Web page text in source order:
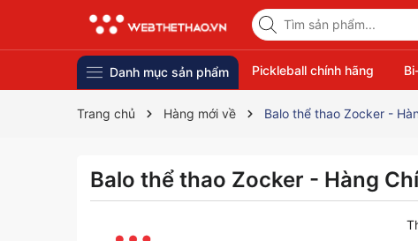
Danh mục sản phẩm Pickleball chính hãng
Trang chủ Hàng mới về Balo thể thao Zocker -
Balo thể thao Zocker - Hàng